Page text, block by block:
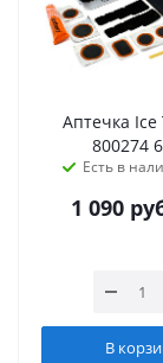
Аптечка Ice
800274
Есть в
1 090
В